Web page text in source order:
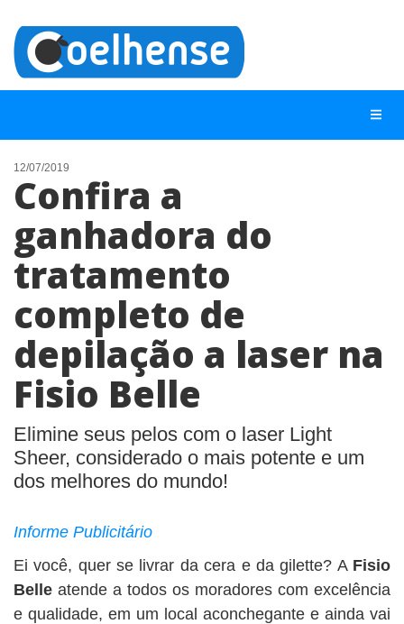
NOTÍCIAS
LISTA DIGITAL
TELEFONES ÚTEIS
ANUNCIE
12/07/2019
Confira a
ganhadora do
tratamento
completo de
depilação a laser na
Fisio Belle
Elimine seus pelos com o laser Light
Sheer, considerado o mais potente e um
dos melhores do mundo!
Informe Publicitário
Ei você, quer se livrar da cera e da gilette? A Fisio
Belle atende a todos os moradores com excelência
e qualidade, em um local aconchegante e ainda vai